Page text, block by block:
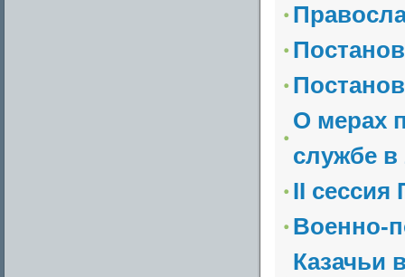
О мерах
службе в
II сессия
Военно-
Казачьи